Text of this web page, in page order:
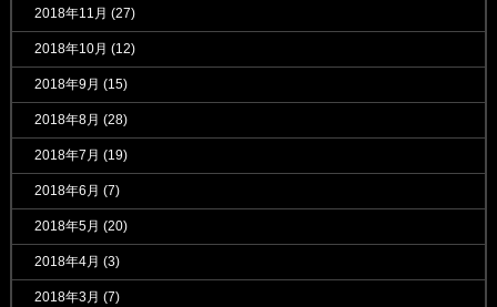
2018年11月 (27)
2018年10月 (12)
2018年9月 (15)
2018年8月 (28)
2018年7月 (19)
2018年6月 (7)
2018年5月 (20)
2018年4月 (3)
2018年3月 (7)